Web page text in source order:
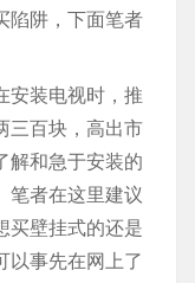
陷阱，下面笔者
安装电视时，推
三百块，高出市
解和急于安装的
笔者在这里建议
买壁挂式的还是
以事先在网上了